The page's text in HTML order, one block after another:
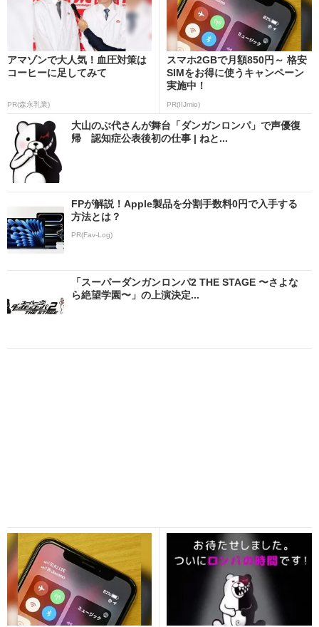
アマゾンで大人気！血圧対策は
コーヒーに足してみて
PR(森永乳業)
スマホ2GBで月額850円～ 格安
SIMをお得に使うキャンペーン
実施中！
PR(IIJmio)
大山のぶ代さんが舞台「ダンガンロンパ」で声優復
帰 認知症公表後初の仕事 | ねと...
FPが解説！Apple製品を分割手数料0円で入手する
方法とは？
PR(Fav-Log)
「スーパーダンガンロンパ2 THE STAGE 〜さよな
ら絶望学園〜」の上演決定...